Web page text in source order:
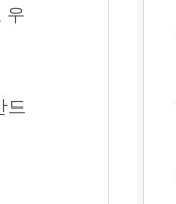
우
드